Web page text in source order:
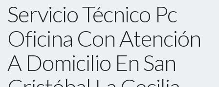
Servicio Técnico Pc
Oficina Con Atención
A Domicilio En San